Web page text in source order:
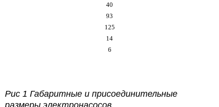
40
93
125
14
6
Рис 1 Габаритные и присоединительные
размеры электронасосов